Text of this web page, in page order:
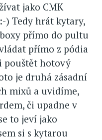
jako CMK
) Tedy hrát kytary,
boxy přímo do pultu
přímo z pódia
pouštět hotový
je druhá zásadní
mixů a uvidíme,
či upadne v
to jeví jako
si s kytarou